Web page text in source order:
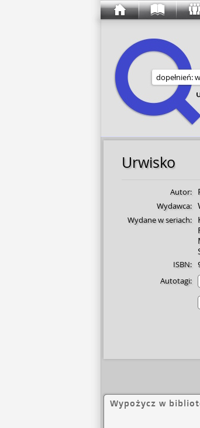
Urwisko
Autor:
Wydawca:
Wydane w seriach:
ISBN:
Autotagi:
Wypożycz w